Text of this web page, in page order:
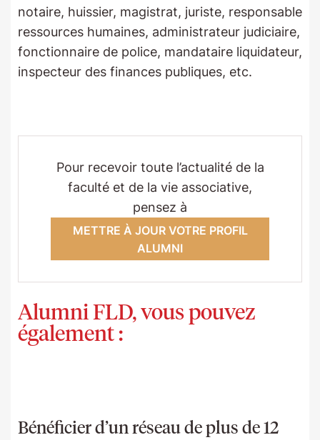
notaire, huissier, magistrat, juriste, responsable
ressources humaines, administrateur judiciaire,
fonctionnaire de police, mandataire liquidateur,
inspecteur des finances publiques, etc.
Pour recevoir toute l’actualité de la
faculté et de la vie associative,
pensez à
METTRE À JOUR VOTRE PROFIL
ALUMNI
Alumni FLD, vous pouvez
également :
Bénéficier d’un réseau de plus de 12